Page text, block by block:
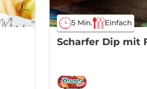
5 Min. Einfach
Scharfer Dip mit